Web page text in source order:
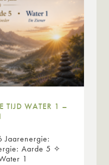
TIJD WATER 1 –
Aarde 5 ✧
1